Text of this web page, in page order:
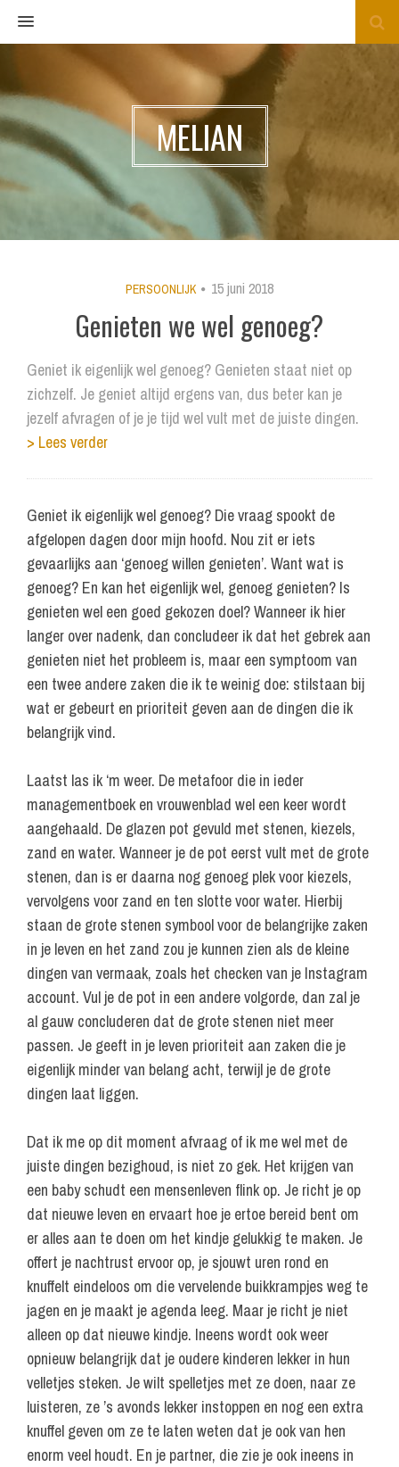
MENU
MELIAN
PERSOONLIJK 15 juni 2018
Genieten we wel genoeg?
Geniet ik eigenlijk wel genoeg? Genieten staat niet op
zichzelf. Je geniet altijd ergens van, dus beter kan je
jezelf afvragen of je je tijd wel vult met de juiste dingen.
> Lees verder
Geniet ik eigenlijk wel genoeg? Die vraag spookt de
afgelopen dagen door mijn hoofd. Nou zit er iets
gevaarlijks aan ‘genoeg willen genieten’. Want wat is
genoeg? En kan het eigenlijk wel, genoeg genieten? Is
genieten wel een goed gekozen doel? Wanneer ik hier
langer over nadenk, dan concludeer ik dat het gebrek aan
genieten niet het probleem is, maar een symptoom van
een twee andere zaken die ik te weinig doe: stilstaan bij
wat er gebeurt en prioriteit geven aan de dingen die ik
belangrijk vind.
Laatst las ik ‘m weer. De metafoor die in ieder
managementboek en vrouwenblad wel een keer wordt
aangehaald. De glazen pot gevuld met stenen, kiezels,
zand en water. Wanneer je de pot eerst vult met de grote
stenen, dan is er daarna nog genoeg plek voor kiezels,
vervolgens voor zand en ten slotte voor water. Hierbij
staan de grote stenen symbool voor de belangrijke zaken
in je leven en het zand zou je kunnen zien als de kleine
dingen van vermaak, zoals het checken van je Instagram
account. Vul je de pot in een andere volgorde, dan zal je
al gauw concluderen dat de grote stenen niet meer
passen. Je geeft in je leven prioriteit aan zaken die je
eigenlijk minder van belang acht, terwijl je de grote
dingen laat liggen.
Dat ik me op dit moment afvraag of ik me wel met de
juiste dingen bezighoud, is niet zo gek. Het krijgen van
een baby schudt een mensenleven flink op. Je richt je op
dat nieuwe leven en ervaart hoe je ertoe bereid bent om
er alles aan te doen om het kindje gelukkig te maken. Je
offert je nachtrust ervoor op, je sjouwt uren rond en
knuffelt eindeloos om die vervelende buikkrampjes weg te
jagen en je maakt je agenda leeg. Maar je richt je niet
alleen op dat nieuwe kindje. Ineens wordt ook weer
opnieuw belangrijk dat je oudere kinderen lekker in hun
velletjes steken. Je wilt spelletjes met ze doen, naar ze
luisteren, ze ’s avonds lekker instoppen en nog een extra
knuffel geven om ze te laten weten dat je ook van hen
enorm veel houdt. En je partner, die zie je ook ineens in